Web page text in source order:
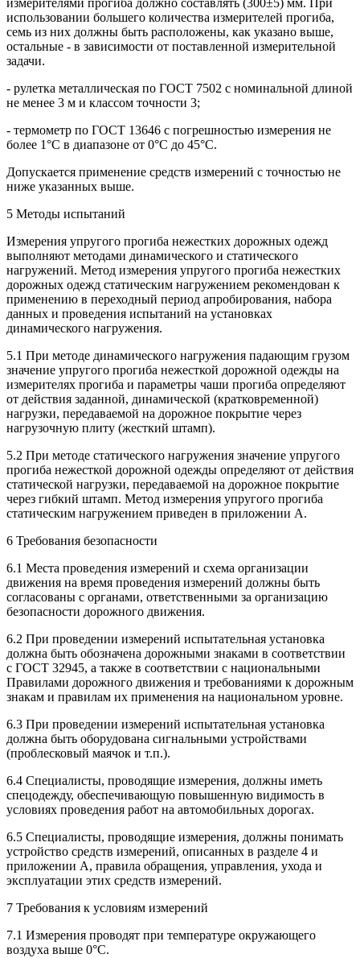
использовании большего количества измерителей прогиба,
семь из них должны быть расположены, как указано выше,
остальные - в зависимости от поставленной измерительной
задачи.
- рулетка металлическая по ГОСТ 7502 с номинальной длиной
не менее 3 м и классом точности 3;
- термометр по ГОСТ 13646 с погрешностью измерения не
более 1°С в диапазоне от 0°С до 45°С.
Допускается применение средств измерений с точностью не
ниже указанных выше.
5 Методы испытаний
Измерения упругого прогиба нежестких дорожных одежд
выполняют методами динамического и статического
нагружений. Метод измерения упругого прогиба нежестких
дорожных одежд статическим нагружением рекомендован к
применению в переходный период апробирования, набора
данных и проведения испытаний на установках
динамического нагружения.
5.1 При методе динамического нагружения падающим грузом
значение упругого прогиба нежесткой дорожной одежды на
измерителях прогиба и параметры чаши прогиба определяют
от действия заданной, динамической (кратковременной)
нагрузки, передаваемой на дорожное покрытие через
нагрузочную плиту (жесткий штамп).
5.2 При методе статического нагружения значение упругого
прогиба нежесткой дорожной одежды определяют от действия
статической нагрузки, передаваемой на дорожное покрытие
через гибкий штамп. Метод измерения упругого прогиба
статическим нагружением приведен в приложении А.
6 Требования безопасности
6.1 Места проведения измерений и схема организации
движения на время проведения измерений должны быть
согласованы с органами, ответственными за организацию
безопасности дорожного движения.
6.2 При проведении измерений испытательная установка
должна быть обозначена дорожными знаками в соответствии
с ГОСТ 32945, а также в соответствии с национальными
Правилами дорожного движения и требованиями к дорожным
знакам и правилам их применения на национальном уровне.
6.3 При проведении измерений испытательная установка
должна быть оборудована сигнальными устройствами
(проблесковый маячок и т.п.).
6.4 Специалисты, проводящие измерения, должны иметь
спецодежду, обеспечивающую повышенную видимость в
условиях проведения работ на автомобильных дорогах.
6.5 Специалисты, проводящие измерения, должны понимать
устройство средств измерений, описанных в разделе 4 и
приложении А, правила обращения, управления, ухода и
эксплуатации этих средств измерений.
7 Требования к условиям измерений
7.1 Измерения проводят при температуре окружающего
воздуха выше 0°С.